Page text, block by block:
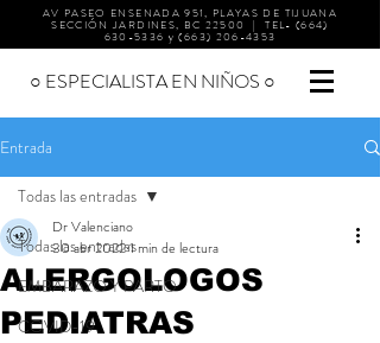
AV PASEO ENSENADA 951, PLAYAS DE TIJUANA
SECCIÓN JARDINES, BC 22500 | TEL- (664)
630-5336 y(663) 206-4353
○ ESPECIALISTA EN NIÑOS ○
Entrada
Todas las entradas
EMBARAZO Y PARTO
COVID-19
Todas las entradas
ALERGOLOGOS
PEDIATRAS
Dr Valenciano
30 abr 20221 min de lectura